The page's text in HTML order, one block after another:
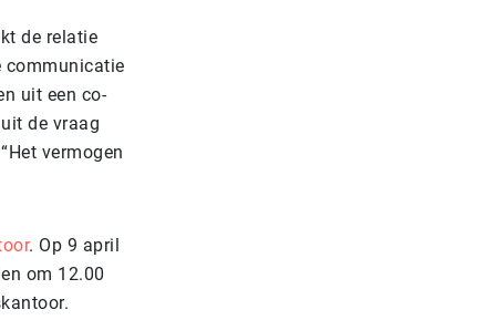
de relatie
communicatie
uit een co-
de vraag
vermogen
. Op 9 april
om 12.00